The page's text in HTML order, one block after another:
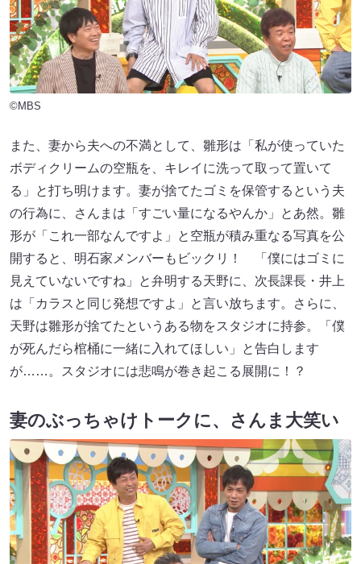
©MBS
また、妻から夫への不満として、雛形は「私が使っていた
ボディクリームの空瓶を、キレイに洗って取って置いて
る」と打ち明けます。妻が捨てたゴミを保管するという夫
の行為に、さんまは「すごい量になるやんか」とあ然。雛
形が「これ一部なんですよ」と空瓶が積み重なる写真を公
開すると、明石家メンバーもビックリ！ 「僕にはゴミに
見えていないですね」と弁明する天野に、次長課長・井上
は「カラスと同じ発想ですよ」と言い放ちます。さらに、
天野は雛形が捨てたというある物をスタジオに持参。「僕
が死んだら棺桶に一緒に入れてほしい」と告白します
が……。スタジオには悲鳴が巻き起こる展開に！？
妻のぶっちゃけトークに、さんま大笑い